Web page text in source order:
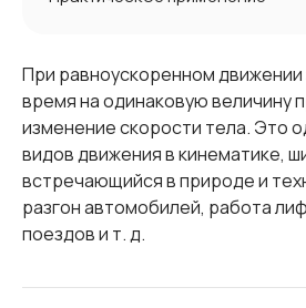
При равноускоренном движении
время на одинаковую величину
изменение скорости тела. Это
видов движения в кинематике,
встречающийся в природе и
разгон автомобилей, работа
поездов и т. д.